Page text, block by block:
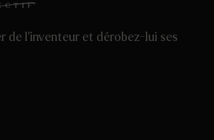
de l’inventeur et dérobez-lui ses